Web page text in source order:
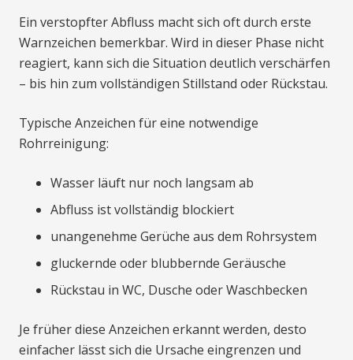
Ein verstopfter Abfluss macht sich oft durch erste
Warnzeichen bemerkbar. Wird in dieser Phase nicht
reagiert, kann sich die Situation deutlich verschärfen
– bis hin zum vollständigen Stillstand oder Rückstau.
Typische Anzeichen für eine notwendige
Rohrreinigung:
Wasser läuft nur noch langsam ab
Abfluss ist vollständig blockiert
unangenehme Gerüche aus dem Rohrsystem
gluckernde oder blubbernde Geräusche
Rückstau in WC, Dusche oder Waschbecken
Je früher diese Anzeichen erkannt werden, desto
einfacher lässt sich die Ursache eingrenzen und